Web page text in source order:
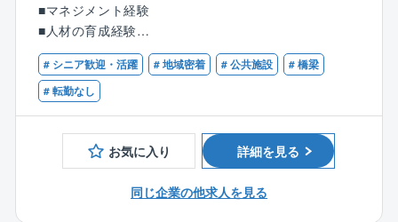
【施工実績】
腰当跨線橋、豊英大橋、利根川大橋、千葉県内高等学
校等
■マネジメント経験
■人材の育成経験
【歓迎】
■1級2級土木施工管理技士
# シニア歓迎・活躍 # 地域密着 # 公共施設
# 橋梁
# 転勤なし
お気に入り 詳細を見る
同じ企業の他求人を見る